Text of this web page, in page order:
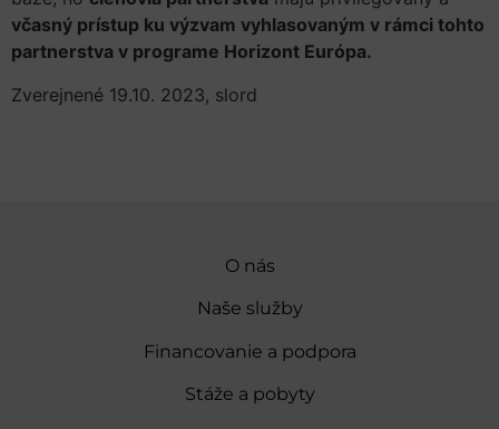
včasný prístup ku výzvam vyhlasovaným v rámci tohto
partnerstva v programe Horizont Európa.
Zverejnené 19.10. 2023, slord
O nás
Naše služby
Financovanie a podpora
Stáže a pobyty